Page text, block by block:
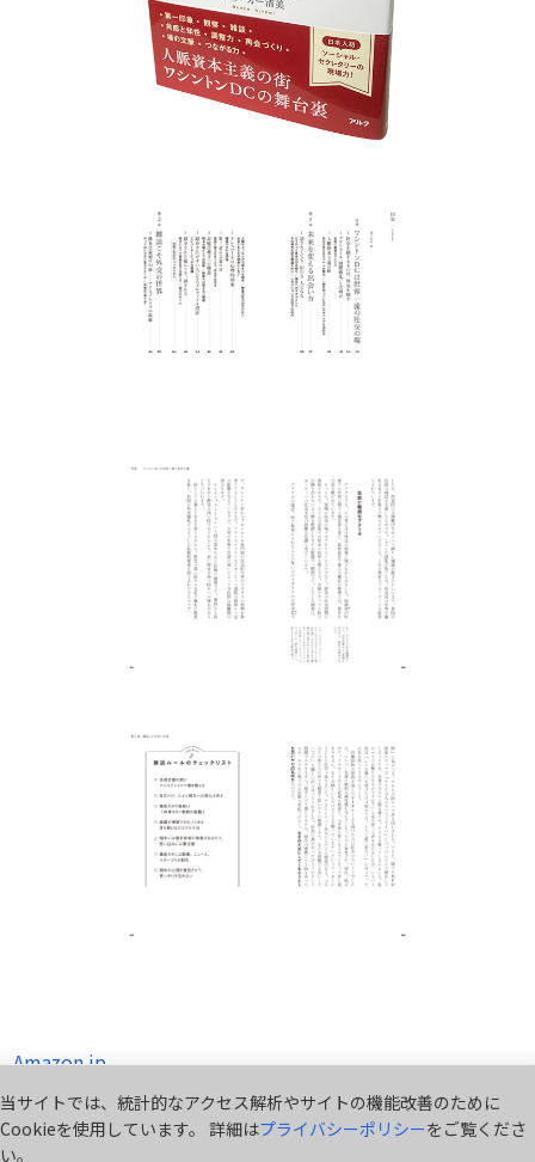
Amazon.jp
当サイトでは、統計的なアクセス解析やサイトの機能改善のために
Cookieを使用しています。 詳細はプライバシーポリシーをご覧くださ
い。